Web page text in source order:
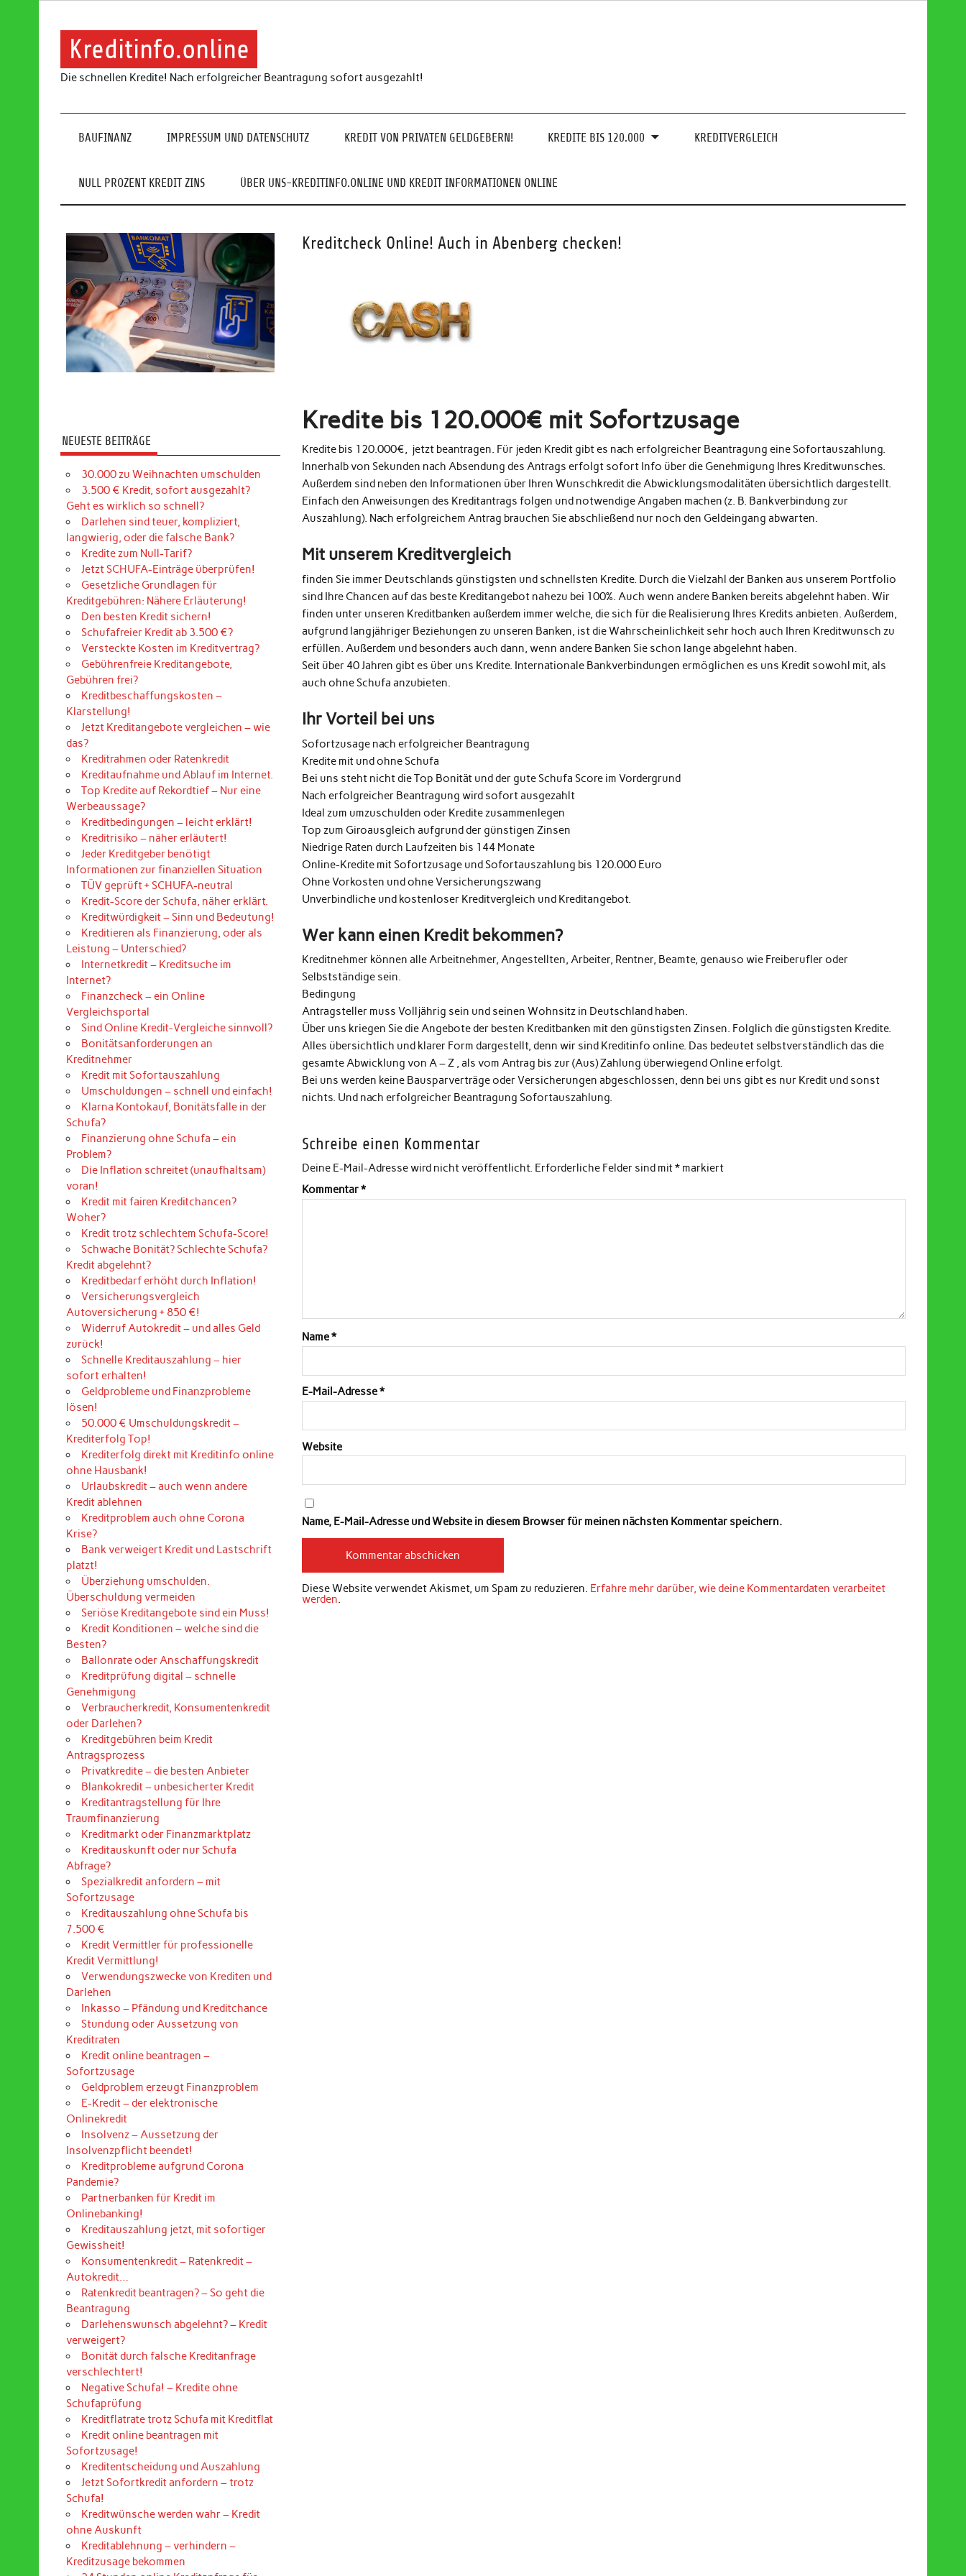
Kreditinfo.online
Die schnellen Kredite! Nach erfolgreicher Beantragung sofort ausgezahlt!
BAUFINANZ IMPRESSUM UND DATENSCHUTZ KREDIT VON PRIVATEN GELDGEBERN! KREDITE BIS 120.000 KREDITVERGLEICH
NULL PROZENT KREDIT ZINS ÜBER UNS-KREDITINFO.ONLINE UND KREDIT INFORMATIONEN ONLINE
Kreditcheck Online! Auch in Abenberg checken!
Kredite bis 120.000€ mit Sofortzusage
Kredite bis 120.000€, jetzt beantragen. Für jeden Kredit gibt es nach erfolgreicher Beantragung eine Sofortauszahlung.
Innerhalb von Sekunden nach Absendung des Antrags erfolgt sofort Info über die Genehmigung Ihres Kreditwunsches.
Außerdem sind neben den Informationen über Ihren Wunschkredit die Abwicklungsmodalitäten übersichtlich dargestellt.
Einfach den Anweisungen des Kreditantrags folgen und notwendige Angaben machen (z. B. Bankverbindung zur
Auszahlung). Nach erfolgreichem Antrag brauchen Sie abschließend nur noch den Geldeingang abwarten.
Mit unserem Kreditvergleich
finden Sie immer Deutschlands günstigsten und schnellsten Kredite. Durch die Vielzahl der Banken aus unserem Portfolio
sind Ihre Chancen auf das beste Kreditangebot nahezu bei 100%. Auch wenn andere Banken bereits abgelehnt haben. Wir
finden unter unseren Kreditbanken außerdem immer welche, die sich für die Realisierung Ihres Kredits anbieten. Außerdem,
aufgrund langjähriger Beziehungen zu unseren Banken, ist die Wahrscheinlichkeit sehr hoch auch Ihren Kreditwunsch zu
erfüllen. Außerdem und besonders auch dann, wenn andere Banken Sie schon lange abgelehnt haben.
Seit über 40 Jahren gibt es über uns Kredite. Internationale Bankverbindungen ermöglichen es uns Kredit sowohl mit, als
auch ohne Schufa anzubieten.
Ihr Vorteil bei uns
Sofortzusage nach erfolgreicher Beantragung
Kredite mit und ohne Schufa
Bei uns steht nicht die Top Bonität und der gute Schufa Score im Vordergrund
Nach erfolgreicher Beantragung wird sofort ausgezahlt
Ideal zum umzuschulden oder Kredite zusammenlegen
Top zum Giroausgleich aufgrund der günstigen Zinsen
Niedrige Raten durch Laufzeiten bis 144 Monate
Online-Kredite mit Sofortzusage und Sofortauszahlung bis 120.000 Euro
Ohne Vorkosten und ohne Versicherungszwang
Unverbindliche und kostenloser Kreditvergleich und Kreditangebot.
Wer kann einen Kredit bekommen?
Kreditnehmer können alle Arbeitnehmer, Angestellten, Arbeiter, Rentner, Beamte, genauso wie Freiberufler oder
Selbstständige sein.
Bedingung
Antragsteller muss Volljährig sein und seinen Wohnsitz in Deutschland haben.
Über uns kriegen Sie die Angebote der besten Kreditbanken mit den günstigsten Zinsen. Folglich die günstigsten Kredite.
Alles übersichtlich und klarer Form dargestellt, denn wir sind Kreditinfo online. Das bedeutet selbstverständlich das die
gesamte Abwicklung von A – Z , als vom Antrag bis zur (Aus) Zahlung überwiegend Online erfolgt.
Bei uns werden keine Bausparverträge oder Versicherungen abgeschlossen, denn bei uns gibt es nur Kredit und sonst
nichts. Und nach erfolgreicher Beantragung Sofortauszahlung.
Schreibe einen Kommentar
Deine E-Mail-Adresse wird nicht veröffentlicht. Erforderliche Felder sind mit* markiert
Kommentar*
Name*
E-Mail-Adresse*
Website
Name, E-Mail-Adresse und Website in diesem Browser für meinen nächsten Kommentar speichern.
Diese Website verwendet Akismet, um Spam zu reduzieren. Erfahre mehr darüber, wie deine Kommentardaten verarbeitet
werden.
NEUESTE BEITRÄGE
30.000 zu Weihnachten umschulden
3.500 € Kredit, sofort ausgezahlt?
Geht es wirklich so schnell?
Darlehen sind teuer, kompliziert,
langwierig, oder die falsche Bank?
Kredite zum Null-Tarif?
Jetzt SCHUFA-Einträge überprüfen!
Gesetzliche Grundlagen für
Kreditgebühren: Nähere Erläuterung!
Den besten Kredit sichern!
Schufafreier Kredit ab 3.500 €?
Versteckte Kosten im Kreditvertrag?
Gebührenfreie Kreditangebote,
Gebühren frei?
Kreditbeschaffungskosten –
Klarstellung!
Jetzt Kreditangebote vergleichen – wie
das?
Kreditrahmen oder Ratenkredit
Kreditaufnahme und Ablauf im Internet.
Top Kredite auf Rekordtief – Nur eine
Werbeaussage?
Kreditbedingungen – leicht erklärt!
Kreditrisiko – näher erläutert!
Jeder Kreditgeber benötigt
Informationen zur finanziellen Situation
TÜV geprüft + SCHUFA-neutral
Kredit-Score der Schufa, näher erklärt.
Kreditwürdigkeit – Sinn und Bedeutung!
Kreditieren als Finanzierung, oder als
Leistung – Unterschied?
Internetkredit – Kreditsuche im
Internet?
Finanzcheck – ein Online
Vergleichsportal
Sind Online Kredit-Vergleiche sinnvoll?
Bonitätsanforderungen an
Kreditnehmer
Kredit mit Sofortauszahlung
Umschuldungen – schnell und einfach!
Klarna Kontokauf, Bonitätsfalle in der
Schufa?
Finanzierung ohne Schufa – ein
Problem?
Die Inflation schreitet (unaufhaltsam)
voran!
Kredit mit fairen Kreditchancen?
Woher?
Kredit trotz schlechtem Schufa-Score!
Schwache Bonität? Schlechte Schufa?
Kredit abgelehnt?
Kreditbedarf erhöht durch Inflation!
Versicherungsvergleich
Autoversicherung + 850 €!
Widerruf Autokredit – und alles Geld
zurück!
Schnelle Kreditauszahlung – hier
sofort erhalten!
Geldprobleme und Finanzprobleme
lösen!
50.000 € Umschuldungskredit –
Krediterfolg Top!
Krediterfolg direkt mit Kreditinfo online
ohne Hausbank!
Urlaubskredit – auch wenn andere
Kredit ablehnen
Kreditproblem auch ohne Corona
Krise?
Bank verweigert Kredit und Lastschrift
platzt!
Überziehung umschulden.
Überschuldung vermeiden
Seriöse Kreditangebote sind ein Muss!
Kredit Konditionen – welche sind die
Besten?
Ballonrate oder Anschaffungskredit
Kreditprüfung digital – schnelle
Genehmigung
Verbraucherkredit, Konsumentenkredit
oder Darlehen?
Kreditgebühren beim Kredit
Antragsprozess
Privatkredite – die besten Anbieter
Blankokredit – unbesicherter Kredit
Kreditantragstellung für Ihre
Traumfinanzierung
Kreditmarkt oder Finanzmarktplatz
Kreditauskunft oder nur Schufa
Abfrage?
Spezialkredit anfordern – mit
Sofortzusage
Kreditauszahlung ohne Schufa bis
7.500 €
Kredit Vermittler für professionelle
Kredit Vermittlung!
Verwendungszwecke von Krediten und
Darlehen
Inkasso – Pfändung und Kreditchance
Stundung oder Aussetzung von
Kreditraten
Kredit online beantragen –
Sofortzusage
Geldproblem erzeugt Finanzproblem
E-Kredit – der elektronische
Onlinekredit
Insolvenz – Aussetzung der
Insolvenzpflicht beendet!
Kreditprobleme aufgrund Corona
Pandemie?
Partnerbanken für Kredit im
Onlinebanking!
Kreditauszahlung jetzt, mit sofortiger
Gewissheit!
Konsumentenkredit – Ratenkredit –
Autokredit…
Ratenkredit beantragen? – So geht die
Beantragung
Darlehenswunsch abgelehnt? – Kredit
verweigert?
Bonität durch falsche Kreditanfrage
verschlechtert!
Negative Schufa! – Kredite ohne
Schufaprüfung
Kreditflatrate trotz Schufa mit Kreditflat
Kredit online beantragen mit
Sofortzusage!
Kreditentscheidung und Auszahlung
Jetzt Sofortkredit anfordern – trotz
Schufa!
Kreditwünsche werden wahr – Kredit
ohne Auskunft
Kreditablehnung – verhindern –
Kreditzusage bekommen